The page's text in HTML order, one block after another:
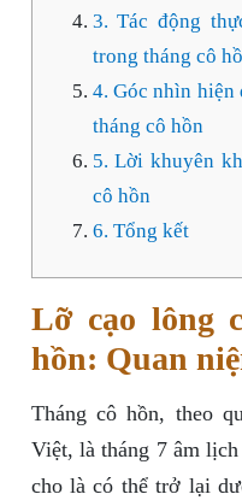
3. Tác động
trong tháng cô
4. Góc nhìn hiện
tháng cô hồn
5. Lời khuyên
cô hồn
6. Tổng kết
Lỡ cạo lông
hồn: Quan
Tháng cô hồn, theo
Việt, là tháng 7 âm
cho là có thể trở lại